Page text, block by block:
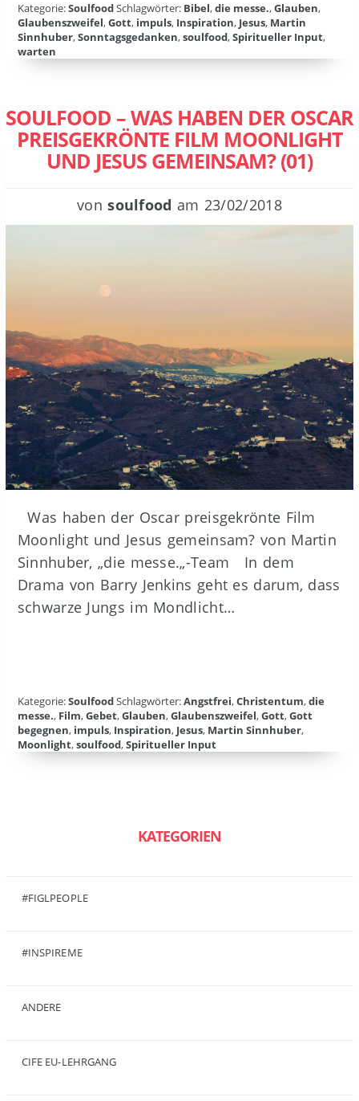
Kategorie:SoulfoodSchlagwörter: Bibel,die messe.,Glauben,
Glaubenszweifel,Gott, impuls, Inspiration, Jesus, Martin
Sinnhuber,Sonntagsgedanken,soulfood,Spiritueller Input,
warten
SOULFOOD – WAS HABEN DER OSCAR
PREISGEKRÖNTE FILM MOONLIGHT
UND JESUS GEMEINSAM? (01)
vonsoulfood am 23/02/2018
Was haben der Oscar preisgekrönte Film
Moonlight und Jesus gemeinsam? von Martin
Sinnhuber, „die messe.„-Team In dem
Drama von Barry Jenkins geht es darum, dass
schwarze Jungs im Mondlicht…
Kategorie:SoulfoodSchlagwörter:Angstfrei,Christentum,die
messe., Film,Gebet,Glauben,Glaubenszweifel,Gott,Gott
begegnen, impuls, Inspiration, Jesus, Martin Sinnhuber,
Moonlight,soulfood,Spiritueller Input
KATEGORIEN
#FIGLPEOPLE
#INSPIREME
ANDERE
CIFE EU-LEHRGANG